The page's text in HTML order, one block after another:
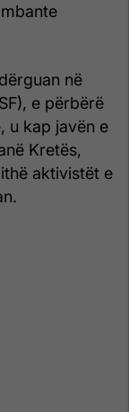
në
e përbërë
u kap javën e
Kretës,
aktivistët e